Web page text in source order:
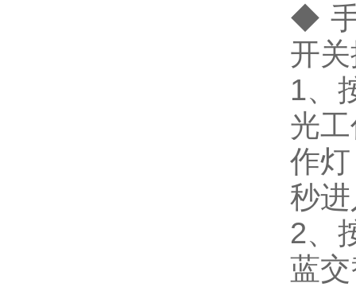
◆
开
1、
光
作
秒
2、
蓝